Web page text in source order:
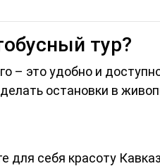
тур?
– это удобно и
остановки в
для себя красоту